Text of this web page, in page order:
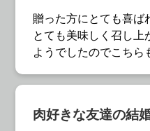
贈った方にとても喜ば
とても美味しく召し上
ようでしたのでこち
肉好きな友達の結